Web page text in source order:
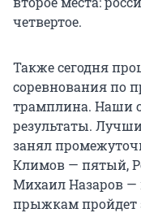
четвертое.
Также сегодня
соревнования по
трамплина. Наши
результаты.
занял
Климов — пятый,
Михаил Назаров —
прыжкам пройдет